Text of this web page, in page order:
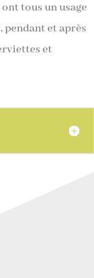
tous un usage
pendant et après
et